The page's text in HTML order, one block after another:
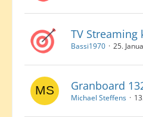
TV Streaming
Bassi1970 25.
Granboard
Michael Steffens